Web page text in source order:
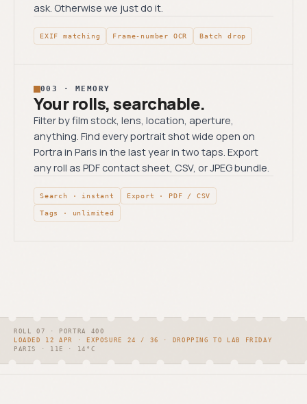
ask. Otherwise we just do it.
EXIF matching Frame-number OCR Batch drop
003 · MEMORY
Your rolls, searchable.
Filter by film stock, lens, location, aperture,
anything. Find every portrait shot wide open on
Portra in Paris in the last year in two taps. Export
any roll as PDF contact sheet, CSV, or JPEG bundle.
Search · instant Export · PDF / CSV
Tags · unlimited
ROLL 07 · PORTRA 400
LOADED 12 APR · EXPOSURE 24 / 36 · DROPPING TO LAB FRIDAY
PARIS · 11E · 14°C